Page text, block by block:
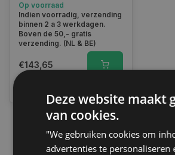
Op voorraad
Indien voorradig, verzending
binnen 2 a 3 werkdagen.
Boven de 50,- gratis
verzending. (NL & BE)
€143,65
1
Deze website maakt
van cookies.
"We gebruiken cookies om
advertenties te personaliseren